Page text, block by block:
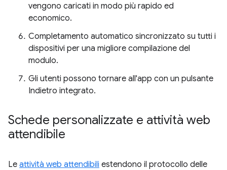
vengono caricati in modo più rapido ed
economico.
Completamento automatico sincronizzato su tutti i
dispositivi per una migliore compilazione del
modulo.
Gli utenti possono tornare all'app con un pulsante
Indietro integrato.
Schede personalizzate e attività web
attendibile
Le attività web attendibili estendono il protocollo delle